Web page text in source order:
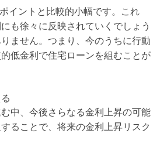
イントと比較的小幅です。これ
も徐々に反映されていくでしょう
ません。つまり、今のうちに行動
低金利で住宅ローンを組むことが
中、今後さらなる金利上昇の可能
ることで、将来の金利上昇リスク